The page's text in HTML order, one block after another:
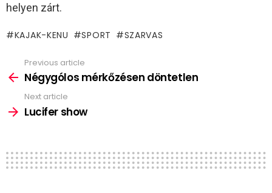
helyen zárt.
KAJAK-KENU SPORT SZARVAS
more
Previous article
Négygólos mérkőzésen döntetlen
Next article
Lucifer show